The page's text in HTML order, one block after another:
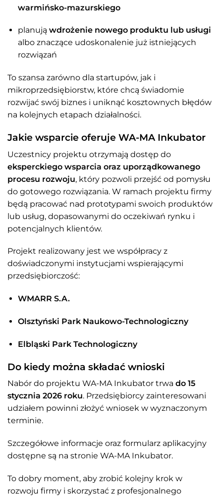
warmińsko-mazurskiego
planują wdrożenie nowego produktu lub usługi
albo znaczące udoskonalenie już istniejących
rozwiązań
To szansa zarówno dla startupów, jak i
mikroprzedsiębiorstw, które chcą świadomie
rozwijać swój biznes i uniknąć kosztownych błędów
na kolejnych etapach działalności.
Jakie wsparcie oferuje WA-MA Inkubator
Uczestnicy projektu otrzymają dostęp do
eksperckiego wsparcia oraz uporządkowanego
procesu rozwoju, który pozwoli przejść od pomysłu
do gotowego rozwiązania. W ramach projektu firmy
będą pracować nad prototypami swoich produktów
lub usług, dopasowanymi do oczekiwań rynku i
potencjalnych klientów.
Projekt realizowany jest we współpracy z
doświadczonymi instytucjami wspierającymi
przedsiębiorczość:
WMARR S.A.
Olsztyński Park Naukowo-Technologiczny
Elbląski Park Technologiczny
Do kiedy można składać wnioski
Nabór do projektu WA-MA Inkubator trwa do 15
stycznia 2026 roku. Przedsiębiorcy zainteresowani
udziałem powinni złożyć wniosek w wyznaczonym
terminie.
Szczegółowe informacje oraz formularz aplikacyjny
dostępne są na stronie WA-MA Inkubator.
To dobry moment, aby zrobić kolejny krok w
rozwoju firmy i skorzystać z profesjonalnego